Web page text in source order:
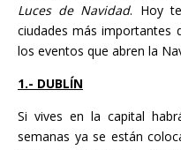
Luces de Navidad. Hoy
ciudades más importantes
los eventos que abren la
1.- DUBLÍN
Si vives en la capital
semanas ya se están